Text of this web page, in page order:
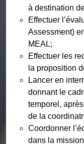
à destination
Effectuer
Assessment)
MEAL;
Effectuer les
la proposition
Lancer en
donnant le
temporel,
de la
Coordonner
dans la